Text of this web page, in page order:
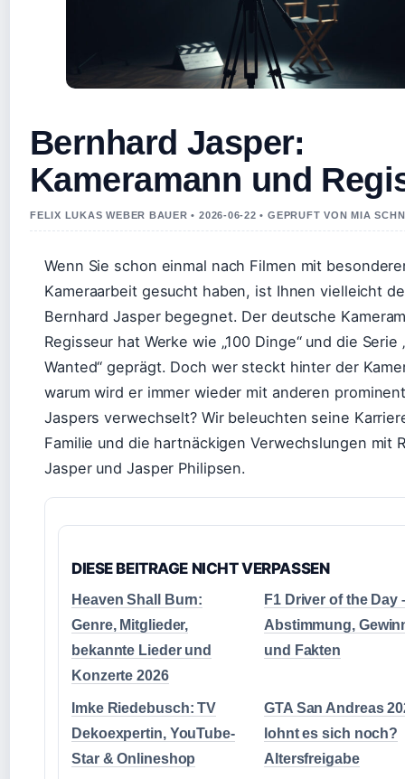
Bernhard Jasper:
Kameramann und
FELIX LUKAS WEBER BAUER • 2026-06-22 • GEPRUFT VON MIA
Wenn Sie schon einmal nach Filmen mit
Kameraarbeit gesucht haben, ist Ihnen vielleicht
Bernhard Jasper begegnet. Der deutsche
Regisseur hat Werke wie „100 Dinge“ und die Serie
Wanted“ geprägt. Doch wer steckt hinter der
warum wird er immer wieder mit anderen
Jaspers verwechselt? Wir beleuchten seine
Familie und die hartnäckigen Verwechslungen mit
Jasper und Jasper Philipsen.
DIESE BEITRAGE NICHT VERPASSEN
Heaven Shall Burn:
Genre, Mitglieder,
bekannte Lieder und
Konzerte 2026
F1 Driver of the Day
Abstimmung,
und Fakten
Imke Riedebusch: TV
Dekoexpertin, YouTube-
Star & Onlineshop
GTA San Andreas
lohnt es sich noch?
Altersfreigabe